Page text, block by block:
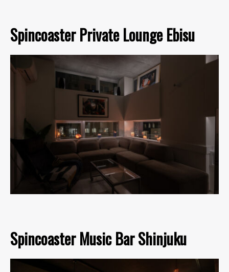
Spincoaster Private Lounge Ebisu
Spincoaster Music Bar Shinjuku